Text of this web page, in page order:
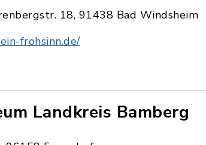
18, 91438 Bad Windsheim
frohsinn.de/
Landkreis Bamberg